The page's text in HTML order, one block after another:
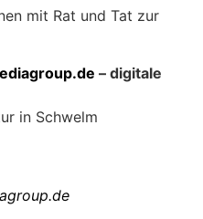
mit Rat und Tat zur
– digitale
in Schwelm